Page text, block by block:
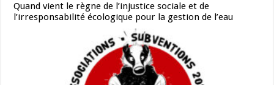
Quand vient le règne de l’injustice sociale et de
l’irresponsabilité écologique pour la gestion de l’eau